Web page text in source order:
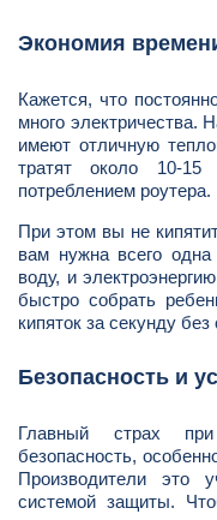
Экономия
Кажется, что
много электричества.
имеют отличную
тратят около 10-
потреблением роутера.
При этом вы не
вам нужна всего
воду, и
быстро собрать
кипяток за секунду
Безопасность и
Главный страх
безопасность,
Производители это
системой защиты.